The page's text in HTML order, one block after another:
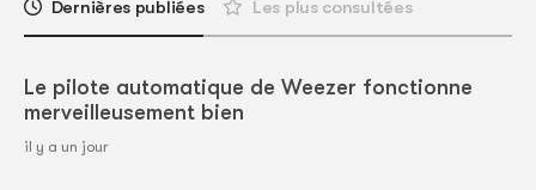
Dernières publiées Les plus consultées
Le pilote automatique de Weezer fonctionne
merveilleusement bien
il y a un jour